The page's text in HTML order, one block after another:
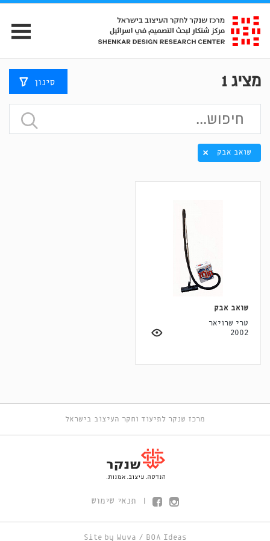
מציג1 סינון
שואב אבק
שואב אבק
טרי שרויאר
2002
מרכז שנקר לתיעוד וחקר העיצוב בישראל
תנאי שימוש
Site by Wuwa / BOA Ideas